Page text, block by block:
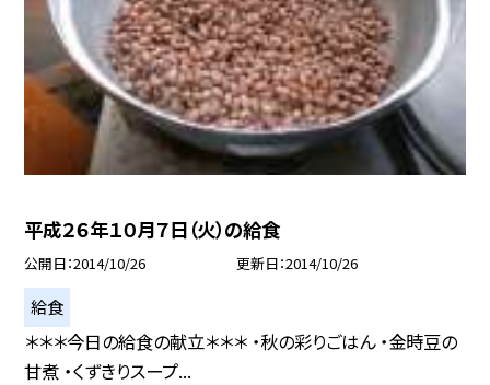
平成２６年１０月７日（火）の給食
公開日 2014/10/26 更新日 2014/10/26
給食
＊＊＊今日の給食の献立＊＊＊ ・秋の彩りごはん ・金時豆の
甘煮 ・くずきりスープ...